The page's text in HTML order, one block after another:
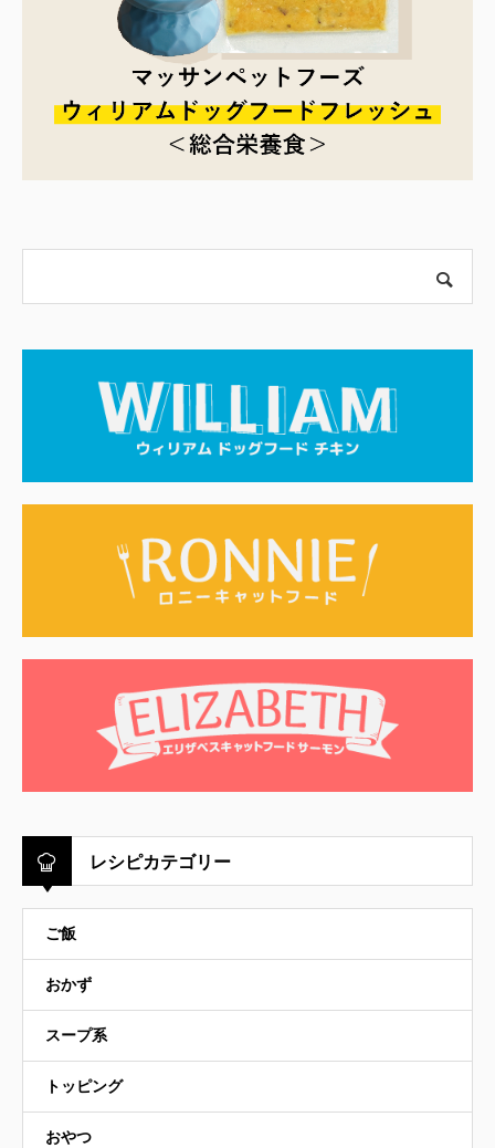
レシピカテゴリー
ご飯
おかず
スープ系
トッピング
おやつ